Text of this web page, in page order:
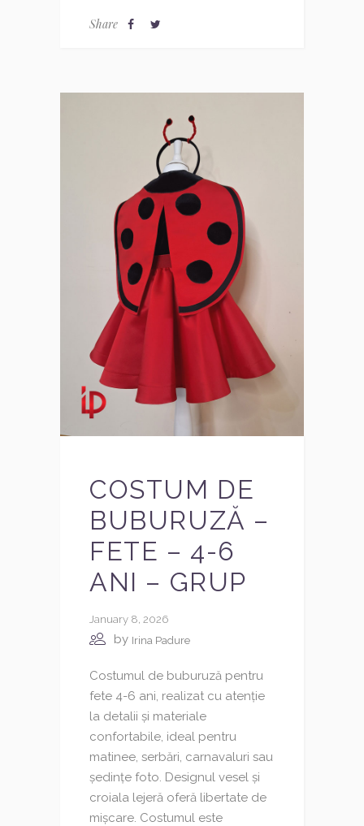
Share
COSTUM DE
BUBURUZĂ –
FETE – 4-6
ANI – GRUP
January 8, 2026
by Irina Padure
Costumul de buburuză pentru
fete 4-6 ani, realizat cu atenție
la detalii și materiale
confortabile, ideal pentru
matinee, serbări, carnavaluri sau
ședințe foto. Designul vesel și
croiala lejeră oferă libertate de
mișcare. Costumul este